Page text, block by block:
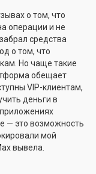
о том, что
операции и не
средства
о том, что
Но чаще такие
обещает
VIP-клиентам,
деньги в
— это возможность
мой
вывела.